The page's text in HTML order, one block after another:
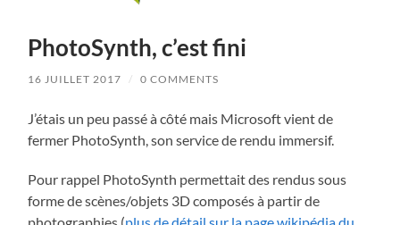
PhotoSynth, c’est fini
16 JUILLET 2017 / 0 COMMENTS
J’étais un peu passé à côté mais Microsoft vient de
fermer PhotoSynth, son service de rendu immersif.
Pour rappel PhotoSynth permettait des rendus sous
forme de scènes/objets 3D composés à partir de